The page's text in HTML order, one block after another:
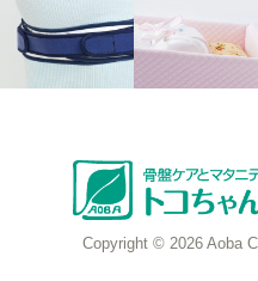
Copyright © 2026 Aoba